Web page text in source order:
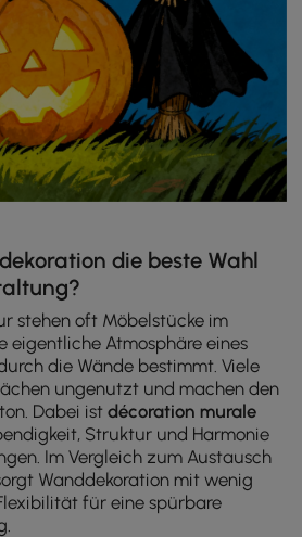
die beste Wahl
stehen oft Möbelstücke im
eigentliche Atmosphäre eines
die Wände bestimmt. Viele
ungenutzt und machen den
Dabei istdécoration murale
Struktur und Harmonie
Im Vergleich zum Austausch
Wanddekoration mit wenig
für eine spürbare